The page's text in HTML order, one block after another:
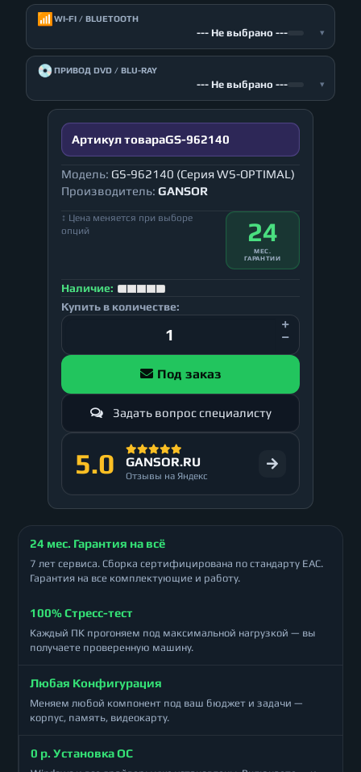
📶 WI-FI / BLUETOOTH
--- Не выбрано --- ▾
💿ПРИВОД DVD / BLU-RAY
--- Не выбрано --- ▾
Артикул товараGS-962140
Модель: GS-962140 (Серия WS-OPTIMAL)
Производитель: GANSOR
↕ Цена меняется при выборе
опций
24
МЕС.
ГАРАНТИИ
Наличие:
Купить в количестве:
Под заказ
Задать вопрос специалисту
5.0 GANSOR.RU
Отзывы на Яндекс
24 мес. Гарантия на всё
7 лет сервиса. Сборка сертифицирована по стандарту ЕАС.
Гарантия на все комплектующие и работу.
100% Стресс-тест
Каждый ПК прогоняем под максимальной нагрузкой — вы
получаете проверенную машину.
Любая Конфигурация
Меняем любой компонент под ваш бюджет и задачи —
корпус, память, видеокарту.
0 р. Установка ОС